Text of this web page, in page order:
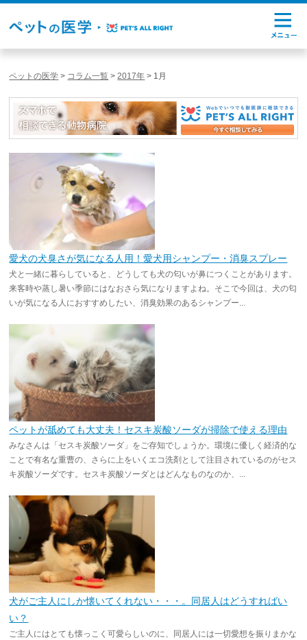
ペットの医学 > コラム一覧 >2017年 > 1月
愛犬の犬臭さが気になる人用！愛犬用シャンプー・消臭スプレー
犬と一緒に暮らしていると、どうしても犬の匂いが鼻につくことがあります。
来客時や蒸し暑い季節にはなおさら気になりますよね。そこで今回は、犬の匂
いが気になる人におすすめしたい、消臭効果のあるシャンプー...
ペットが舐めても大丈夫！セスキ炭酸ソーダが掃除で使える理由
みなさんは「セスキ炭酸ソーダ」をご存知でしょうか。環境に優しく経済的な
ことで有名な重曹の、さらに上をいくエコ洗剤として注目されているのがセス
キ炭酸ソーダです。セスキ炭酸ソーダとはどんなものなのか、...
犬がご主人にしか懐いてくれない・・・。同居人はどうすればい
い？
ご主人にはとても懐っこく可愛らしいのに、同居人には一切愛想を振りまかな